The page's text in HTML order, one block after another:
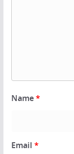
Name*
Email *